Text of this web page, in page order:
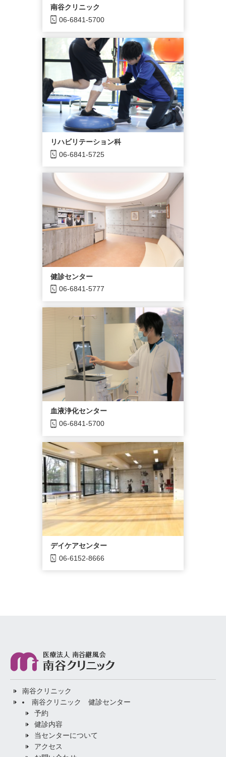
南谷クリニック
06-6841-5700
リハビリテーション科
06-6841-5725
健診センター
06-6841-5777
血液浄化センター
06-6841-5700
デイケアセンター
06-6152-8666
南谷クリニック
南谷クリニック 健診センター
予約
健診内容
当センターについて
アクセス